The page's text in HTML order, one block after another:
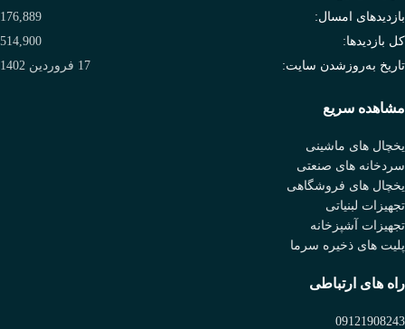
بازدیدهای امسال:
176,889
کل بازدیدها:
514,900
تاریخ به‌روزشدن سایت:
17 فروردین 1402
مشاهده سریع
یخچال های ماشینی
سردخانه های صنعتی
یخچال های فروشگاهی
تجهیزات لبنیاتی
تجهیزات آشپزخانه
پلیت های ذخیره سرما
راه های ارتباطی
09121908243